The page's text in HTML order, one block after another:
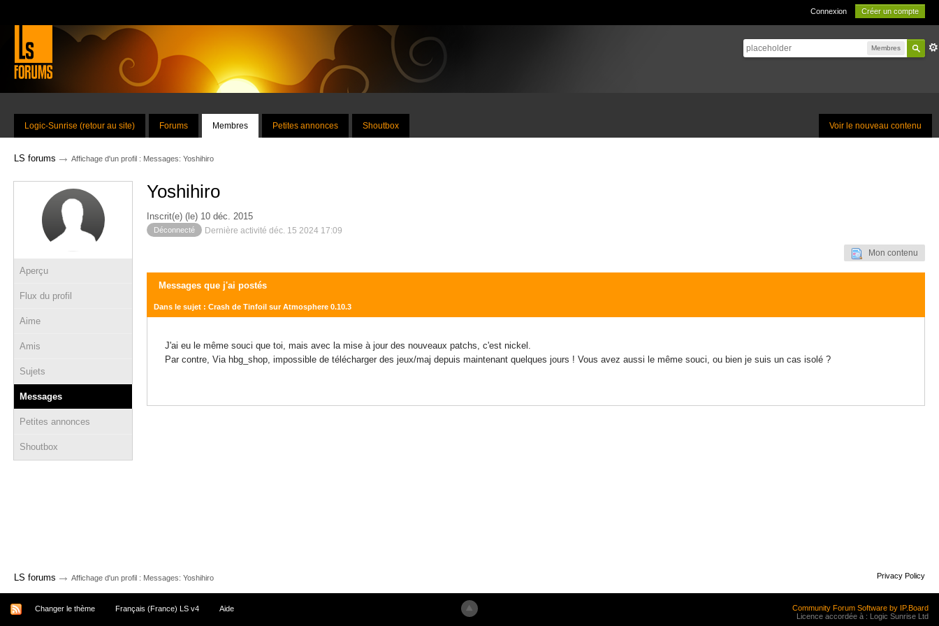
Connexion Créer un compte
Membres
Voir le nouveau contenu
Logic-Sunrise (retour au site) Forums Membres Petites annonces Shoutbox
LS forums → Affichage d'un profil : Messages: Yoshihiro
Aperçu
Flux du profil
Aime
Amis
Sujets
Messages
Petites annonces
Shoutbox
Yoshihiro
Inscrit(e) (le) 10 déc. 2015
Déconnecté Dernière activité déc. 15 2024 17:09
Mon contenu
Messages que j'ai postés
Dans le sujet : Crash de Tinfoil sur Atmosphere 0.10.3
J'ai eu le même souci que toi, mais avec la mise à jour des nouveaux patchs, c'est nickel.
Par contre, Via hbg_shop, impossible de télécharger des jeux/maj depuis maintenant quelques jours ! Vous avez aussi le même souci, ou bien je suis un cas isolé ?
LS forums → Affichage d'un profil : Messages: Yoshihiro Privacy Policy
Changer le thème Français (France) LS v4 Aide
Community Forum Software by IP.Board
Licence accordée à : Logic Sunrise Ltd